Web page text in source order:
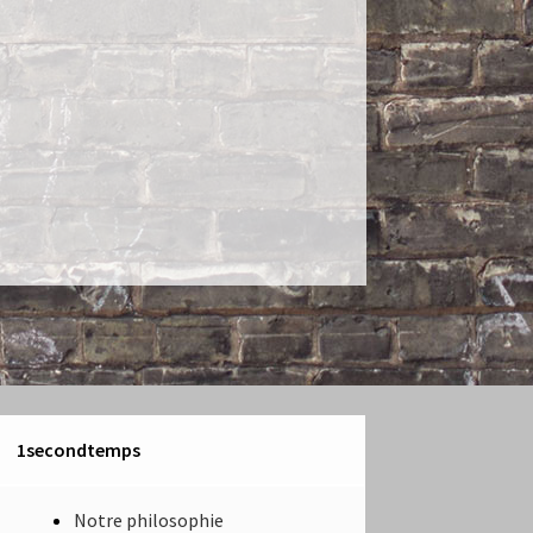
1secondtemps
Notre philosophie